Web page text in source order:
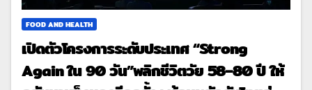
FOOD AND HEALTH
เปิดตัวโครงการระดับประเทศ “Strong
Again ใน 90 วัน”พลิกชีวิตวัย 58–80 ปี ให้